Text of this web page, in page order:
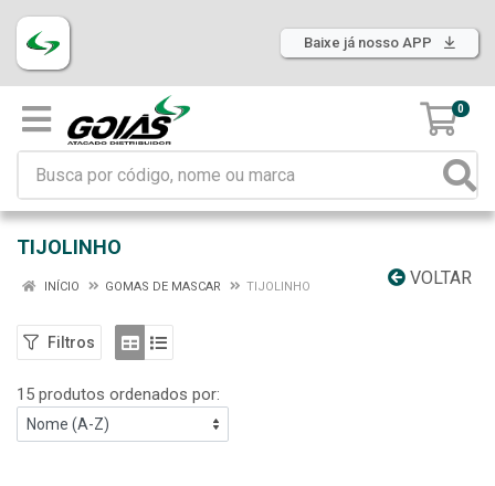
Baixe já nosso APP
0
TIJOLINHO
VOLTAR
INÍCIO GOMAS DE MASCAR TIJOLINHO
Filtros
15 produtos ordenados por: